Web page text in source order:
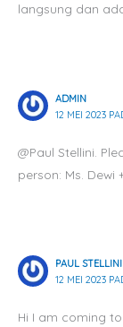
langsung dan
ADMIN
12 MEI 2023
@Paul Stellini.
person: Ms. Dewi
PAUL STELLINI
12 MEI 2023
Hi I am coming